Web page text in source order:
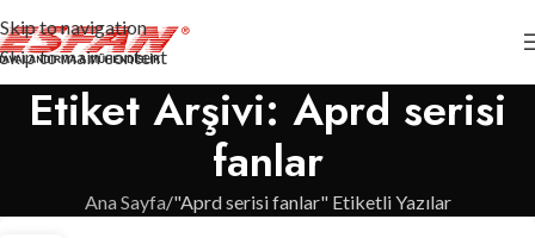
Skip to navigation
Skip to main content
Etiket Arşivi: Aprd serisi
fanlar
Ana Sayfa "Aprd serisi fanlar" Etiketli Yazılar